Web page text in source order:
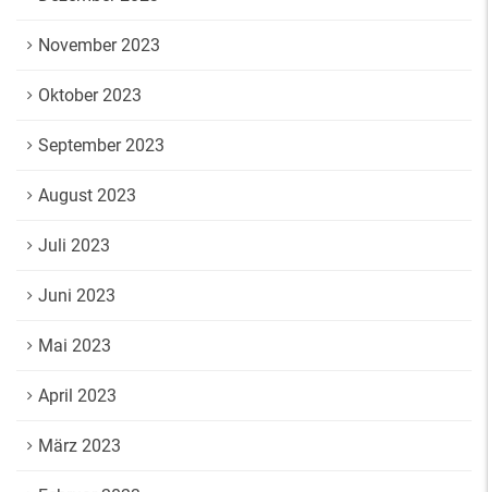
November 2023
Oktober 2023
September 2023
August 2023
Juli 2023
Juni 2023
Mai 2023
April 2023
März 2023